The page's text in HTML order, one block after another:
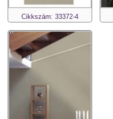
Cikkszám: 33372-4